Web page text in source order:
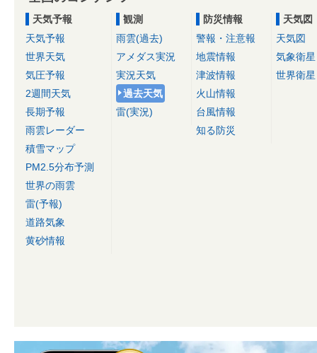
天気予報
天気予報
世界天気
気圧予報
2週間天気
長期予報
雨雲レーダー
積雪マップ
PM2.5分布予測
世界の雨雲
雷(予報)
道路気象
黄砂情報
観測
雨雲(過去)
アメダス実況
実況天気
過去天気
雷(実況)
防災情報
警報・注意報
地震情報
津波情報
火山情報
台風情報
知る防災
天気図
天気図
気象衛星
世界衛星